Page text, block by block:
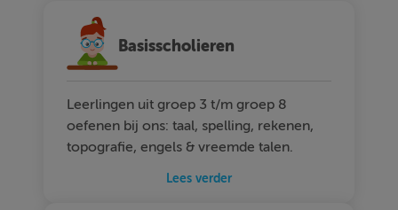
Basisscholieren
Leerlingen uit groep 3 t/m groep 8
oefenen bij ons: taal, spelling, rekenen,
topografie, engels & vreemde talen.
Lees verder